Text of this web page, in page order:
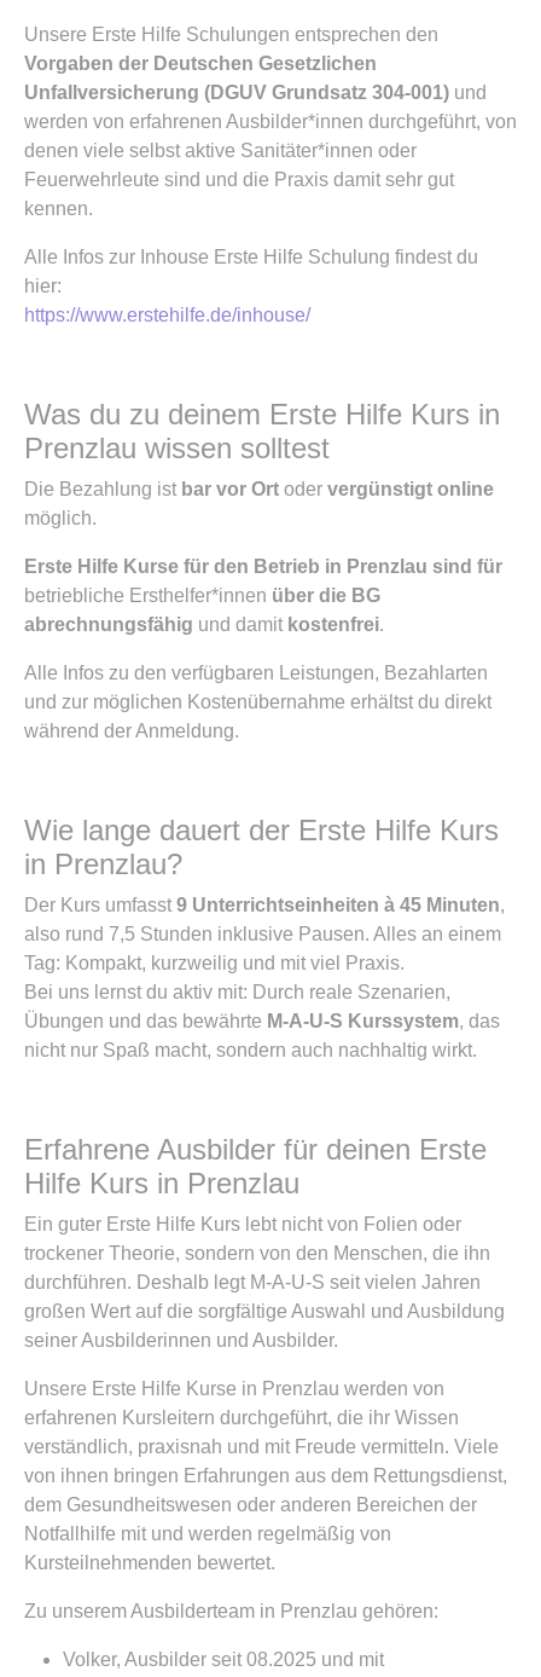
Unsere Erste Hilfe Schulungen entsprechen den
Vorgaben der Deutschen Gesetzlichen
Unfallversicherung (DGUV Grundsatz 304-001) und
werden von erfahrenen Ausbilder*innen durchgeführt, von
denen viele selbst aktive Sanitäter*innen oder
Feuerwehrleute sind und die Praxis damit sehr gut
kennen.
Alle Infos zur Inhouse Erste Hilfe Schulung findest du
hier:
https://www.erstehilfe.de/inhouse/
Was du zu deinem Erste Hilfe Kurs in
Prenzlau wissen solltest
Die Bezahlung ist bar vor Ort oder vergünstigt online
möglich.
Erste Hilfe Kurse für den Betrieb in Prenzlau sind für
betriebliche Ersthelfer*innen über die BG
abrechnungsfähig und damit kostenfrei.
Alle Infos zu den verfügbaren Leistungen, Bezahlarten
und zur möglichen Kostenübernahme erhältst du direkt
während der Anmeldung.
Wie lange dauert der Erste Hilfe Kurs
in Prenzlau?
Der Kurs umfasst 9 Unterrichtseinheiten à 45 Minuten,
also rund 7,5 Stunden inklusive Pausen. Alles an einem
Tag: Kompakt, kurzweilig und mit viel Praxis.
Bei uns lernst du aktiv mit: Durch reale Szenarien,
Übungen und das bewährte M-A-U-S Kurssystem, das
nicht nur Spaß macht, sondern auch nachhaltig wirkt.
Erfahrene Ausbilder für deinen Erste
Hilfe Kurs in Prenzlau
Ein guter Erste Hilfe Kurs lebt nicht von Folien oder
trockener Theorie, sondern von den Menschen, die ihn
durchführen. Deshalb legt M-A-U-S seit vielen Jahren
großen Wert auf die sorgfältige Auswahl und Ausbildung
seiner Ausbilderinnen und Ausbilder.
Unsere Erste Hilfe Kurse in Prenzlau werden von
erfahrenen Kursleitern durchgeführt, die ihr Wissen
verständlich, praxisnah und mit Freude vermitteln. Viele
von ihnen bringen Erfahrungen aus dem Rettungsdienst,
dem Gesundheitswesen oder anderen Bereichen der
Notfallhilfe mit und werden regelmäßig von
Kursteilnehmenden bewertet.
Zu unserem Ausbilderteam in Prenzlau gehören:
Volker, Ausbilder seit 08.2025 und mit